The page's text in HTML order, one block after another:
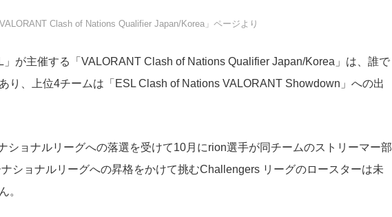
VALORANT Clash of Nations Qualifier Japan/Korea」ページより
が主催する「VALORANT Clash of Nations Qualifier Japan/Korea」は、誰で
り、上位4チームは「ESL Clash of Nations VALORANT Showdown」への出
ショナルリーグへの落選を受けて10月にrion選手が同チームのストリーマー部
ショナルリーグへの昇格をかけて挑むChallengers リーグのロースターは未
。